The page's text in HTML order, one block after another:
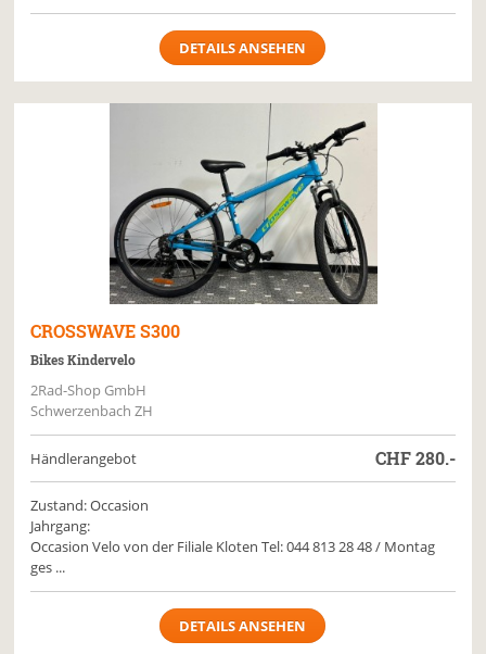
DETAILS ANSEHEN
CROSSWAVE S300
Bikes Kindervelo
2Rad-Shop GmbH
Schwerzenbach ZH
Händlerangebot CHF280.-
Zustand: Occasion
Jahrgang:
Occasion Velo von der Filiale Kloten Tel: 044 813 28 48 / Montag
ges ...
DETAILS ANSEHEN